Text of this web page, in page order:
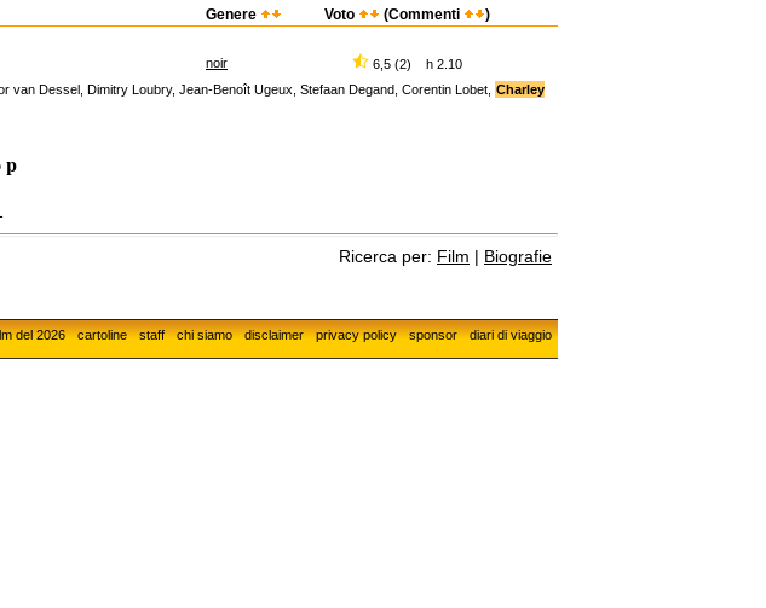
Genere Voto (Commenti )
noir
6,5 (2) h 2.10
Dessel, Dimitry Loubry, Jean-Benoît Ugeux, Stefaan Degand, Corentin Lobet, Charley
p
Ricerca per: Film | Biografie
diari di viaggio
sponsor
privacy policy
disclaimer
chi siamo
staff
cartoline
del 2026